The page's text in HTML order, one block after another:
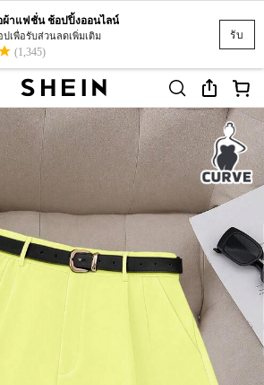
รับ
ผ้าแฟชั่น ช้อปปิ้งออนไลน์
เพื่อรับส่วนลดเพิ่มเติม
(1,345)